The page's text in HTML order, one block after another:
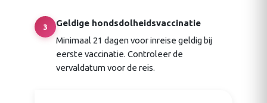
3
Geldige hondsdolheidsvaccinatie
Minimaal 21 dagen voor inreise geldig bij
eerste vaccinatie. Controleer de
vervaldatum voor de reis.